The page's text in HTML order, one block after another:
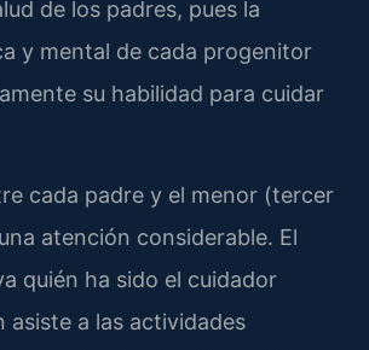
de los padres, pues la
y mental de cada progenitor
su habilidad para cuidar
cada padre y el menor (tercer
atención considerable. El
quién ha sido el cuidador
asiste a las actividades